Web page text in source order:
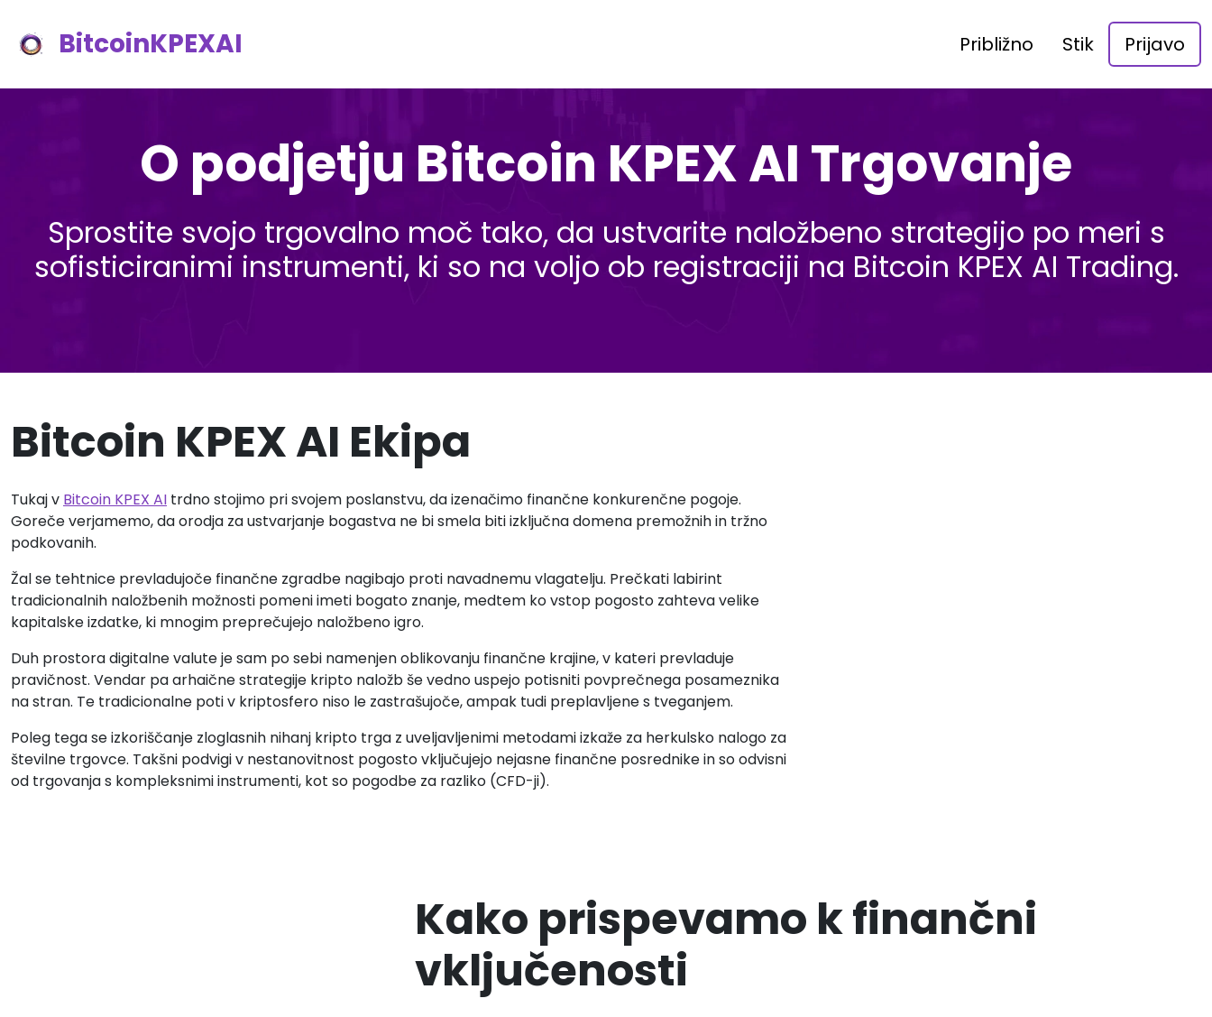
BitcoinKPEXAI Približno Stik Prijavo
O podjetju Bitcoin KPEX AI Trgovanje
Sprostite svojo trgovalno moč tako, da ustvarite naložbeno strategijo po meri s
sofisticiranimi instrumenti, ki so na voljo ob registraciji na Bitcoin KPEX AI Trading.
Bitcoin KPEX AI Ekipa
Tukaj v Bitcoin KPEX AI trdno stojimo pri svojem poslanstvu, da izenačimo finančne konkurenčne pogoje.
Goreče verjamemo, da orodja za ustvarjanje bogastva ne bi smela biti izključna domena premožnih in tržno
podkovanih.
Žal se tehtnice prevladujoče finančne zgradbe nagibajo proti navadnemu vlagatelju. Prečkati labirint
tradicionalnih naložbenih možnosti pomeni imeti bogato znanje, medtem ko vstop pogosto zahteva velike
kapitalske izdatke, ki mnogim preprečujejo naložbeno igro.
Duh prostora digitalne valute je sam po sebi namenjen oblikovanju finančne krajine, v kateri prevladuje
pravičnost. Vendar pa arhaične strategije kripto naložb še vedno uspejo potisniti povprečnega posameznika
na stran. Te tradicionalne poti v kriptosfero niso le zastrašujoče, ampak tudi preplavljene s tveganjem.
Poleg tega se izkoriščanje zloglasnih nihanj kripto trga z uveljavljenimi metodami izkaže za herkulsko nalogo za
številne trgovce. Takšni podvigi v nestanovitnost pogosto vključujejo nejasne finančne posrednike in so odvisni
od trgovanja s kompleksnimi instrumenti, kot so pogodbe za razliko (CFD-ji).
Kako prispevamo k finančni
vključenosti